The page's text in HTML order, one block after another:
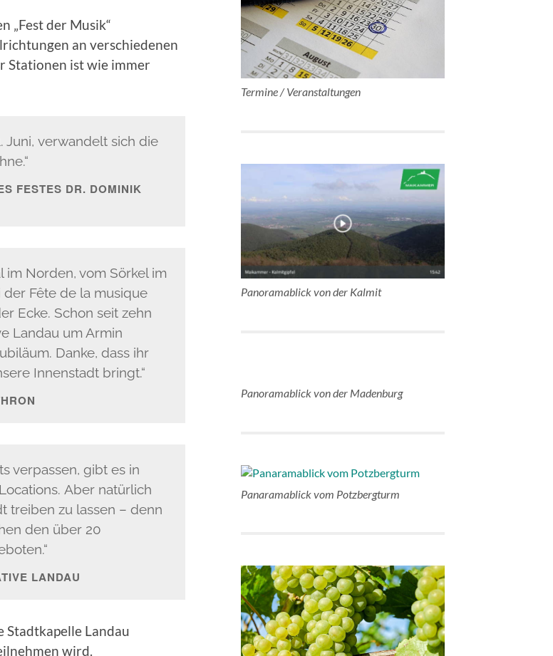
„Fest der Musik“
an verschiedenen
Stationen ist wie immer
Juni, verwandelt sich die
FESTES DR. DOMINIK
im Norden, vom Sörkel im
der Fête de la musique
Ecke. Schon seit zehn
Landau um Armin
Danke, dass ihr
Innenstadt bringt.“
verpassen, gibt es in
Aber natürlich
treiben zu lassen – denn
den über 20
LANDAU
Stadtkapelle Landau
wird.
Termine / Veranstaltungen
Panoramablick von der Kalmit
Panoramablick von der Madenburg
Panaramablick vom Potzbergturm